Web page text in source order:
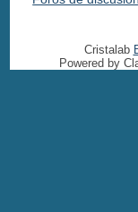
Cristalab
Powered by